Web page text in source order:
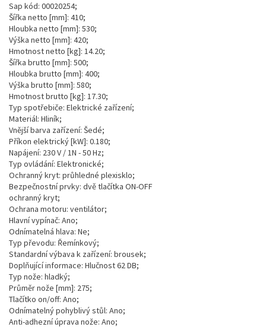
Sap kód: 00020254;
Šířka netto [mm]: 410;
Hloubka netto [mm]: 530;
Výška netto [mm]: 420;
Hmotnost netto [kg]: 14.20;
Šířka brutto [mm]: 500;
Hloubka brutto [mm]: 400;
Výška brutto [mm]: 580;
Hmotnost brutto [kg]: 17.30;
Typ spotřebiče: Elektrické zařízení;
Materiál: Hliník;
Vnější barva zařízení: Šedé;
Příkon elektrický [kW]: 0.180;
Napájení: 230 V / 1N - 50 Hz;
Typ ovládání: Elektronické;
Ochranný kryt: průhledné plexisklo;
Bezpečnostní prvky: dvě tlačítka ON-OFF
ochranný kryt;
Ochrana motoru: ventilátor;
Hlavní vypínač: Ano;
Odnímatelná hlava: Ne;
Typ převodu: Řemínkový;
Standardní výbava k zařízení: brousek;
Doplňující informace: Hlučnost 62 DB;
Typ nože: hladký;
Průměr nože [mm]: 275;
Tlačítko on/off: Ano;
Odnímatelný pohyblivý stůl: Ano;
Anti-adhezní úprava nože: Ano;